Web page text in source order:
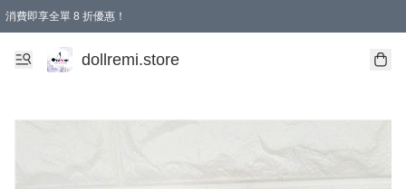
消費即享全單 8 折優惠！
購物滿 HKD 1500.00即享免運費優惠！（適用於 本地送貨、本地取貨、國際送貨 )
dollremi.store